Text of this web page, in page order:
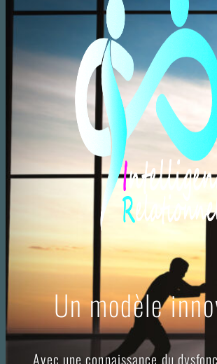
Un modèle
Avec une connaissance du